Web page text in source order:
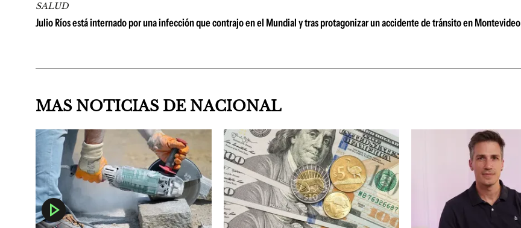
SALUD
Julio Ríos está internado por una infección que contrajo en el Mundial y tras protagonizar un accidente de tránsito en Montevideo
MAS NOTICIAS DE NACIONAL